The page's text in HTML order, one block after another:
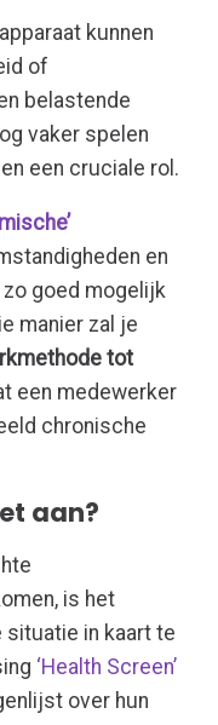
kunnen
of
belastende
vaker spelen
een cruciale rol.
en
goed mogelijk
manier zal je
tot
een medewerker
chronische
aan?
is het
situatie in kaart te
‘Health Screen’
over hun